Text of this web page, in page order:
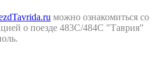
можно ознакомиться со
о поезде 483С/484С "Таврия"